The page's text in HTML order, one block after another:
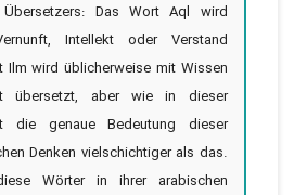
Übersetzers: Das Wort Aql wird
Intellekt oder Verstand
Ilm wird üblicherweise mit Wissen
übersetzt, aber wie in dieser
die genaue Bedeutung dieser
Denken vielschichtiger als das.
Wörter in ihrer arabischen